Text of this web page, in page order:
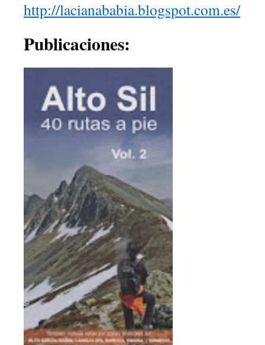
http://lacianababia.blogspot.com.es/
Publicaciones: